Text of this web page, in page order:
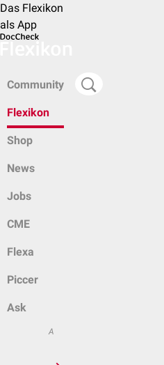
Das Flexikon
als App
Community
Flexikon
Shop
News
Jobs
CME
Flexa
Piccer
Ask
A